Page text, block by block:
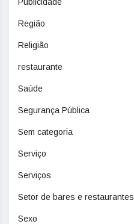
Região
Religião
restaurante
Saúde
Segurança Pública
Sem categoria
Serviço
Serviços
Setor de bares e restaurantes
Sexo